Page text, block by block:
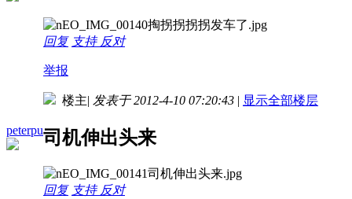
回复 支持 反对
举报
peterpu
楼主| 发表于 2012-4-10 07:20:43 | 显示全部楼层
司机伸出头来
回复 支持 反对